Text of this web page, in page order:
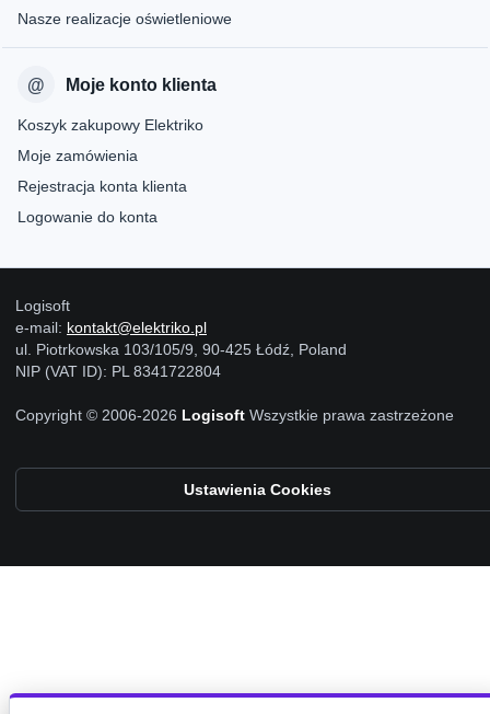
Nasze realizacje oświetleniowe
Moje konto klienta
Koszyk zakupowy Elektriko
Moje zamówienia
Rejestracja konta klienta
Logowanie do konta
Logisoft
e-mail: kontakt@elektriko.pl
ul. Piotrkowska 103/105/9, 90-425 Łódź, Poland
NIP (VAT ID): PL 8341722804
Copyright © 2006-2026 Logisoft Wszystkie prawa zastrzeżone
Ustawienia Cookies